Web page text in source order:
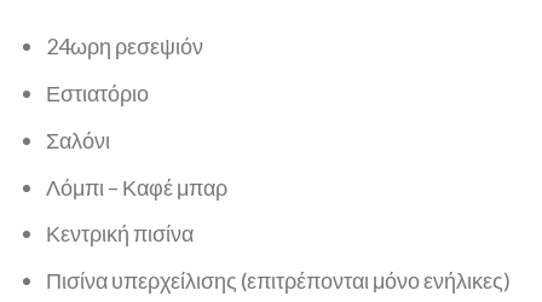
24ωρη ρεσεψιόν
Εστιατόριο
Σαλόνι
Λόμπι – Καφέ μπαρ
Κεντρική πισίνα
Πισίνα υπερχείλισης (επιτρέπονται μόνο ενήλικες)